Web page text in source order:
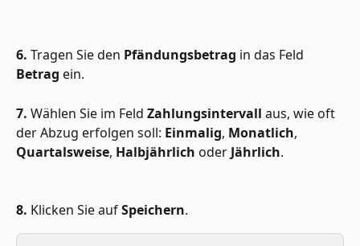
6. Tragen Sie den Pfändungsbetrag in das Feld
Betrag ein.
7. Wählen Sie im Feld Zahlungsintervall aus, wie oft
der Abzug erfolgen soll: Einmalig, Monatlich,
Quartalsweise, Halbjährlich oder Jährlich.
8. Klicken Sie auf Speichern.